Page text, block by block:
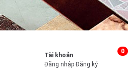
Tài khoản
Đăng nhập Đăng ký
0